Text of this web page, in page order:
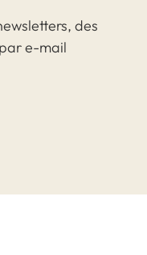
des
e-mail